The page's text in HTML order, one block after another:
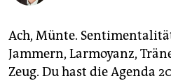
fragen & hilfe
unterstützen
abo
Ach, Münte.
Jammern, Larmoyanz,
Zeug. Du hast die Agenda